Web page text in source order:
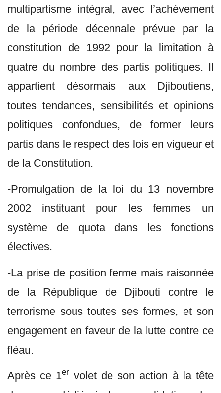
multipartisme intégral, avec l’achèvement
de la période décennale prévue par la
constitution de 1992 pour la limitation à
quatre du nombre des partis politiques. Il
appartient désormais aux Djiboutiens,
toutes tendances, sensibilités et opinions
politiques confondues, de former leurs
partis dans le respect des lois en vigueur et
de la Constitution.
-Promulgation de la loi du 13 novembre
2002 instituant pour les femmes un
système de quota dans les fonctions
électives.
-La prise de position ferme mais raisonnée
de la République de Djibouti contre le
terrorisme sous toutes ses formes, et son
engagement en faveur de la lutte contre ce
fléau.
Après ce 1er volet de son action à la tête